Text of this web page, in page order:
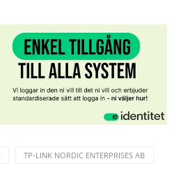
TP-LINK NORDIC ENTERPRISES AB